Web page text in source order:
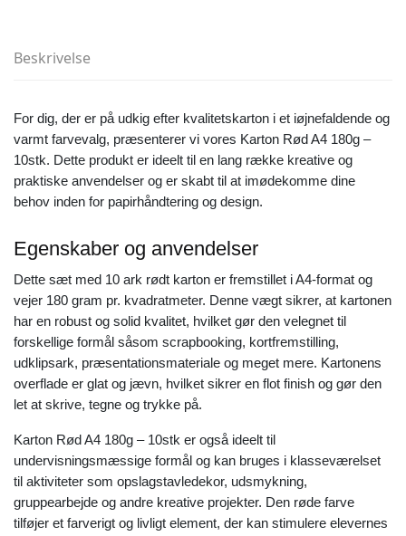
Beskrivelse
For dig, der er på udkig efter kvalitetskarton i et iøjnefaldende og
varmt farvevalg, præsenterer vi vores Karton Rød A4 180g –
10stk. Dette produkt er ideelt til en lang række kreative og
praktiske anvendelser og er skabt til at imødekomme dine
behov inden for papirhåndtering og design.
Egenskaber og anvendelser
Dette sæt med 10 ark rødt karton er fremstillet i A4-format og
vejer 180 gram pr. kvadratmeter. Denne vægt sikrer, at kartonen
har en robust og solid kvalitet, hvilket gør den velegnet til
forskellige formål såsom scrapbooking, kortfremstilling,
udklipsark, præsentationsmateriale og meget mere. Kartonens
overflade er glat og jævn, hvilket sikrer en flot finish og gør den
let at skrive, tegne og trykke på.
Karton Rød A4 180g – 10stk er også ideelt til
undervisningsmæssige formål og kan bruges i klasseværelset
til aktiviteter som opslagstavledekor, udsmykning,
gruppearbejde og andre kreative projekter. Den røde farve
tilføjer et farverigt og livligt element, der kan stimulere elevernes